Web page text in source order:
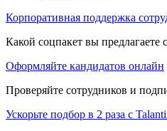
Корпоративная поддержка
Какой соцпакет вы
Оформляйте кандидатов онлайн
Проверяйте сотрудников и
Ускорьте подбор в 2 раза с